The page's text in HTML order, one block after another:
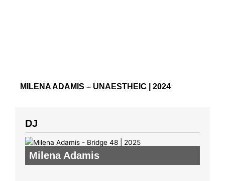
MILENA ADAMIS – UNAESTHEIC | 2024
DJ
Milena Adamis